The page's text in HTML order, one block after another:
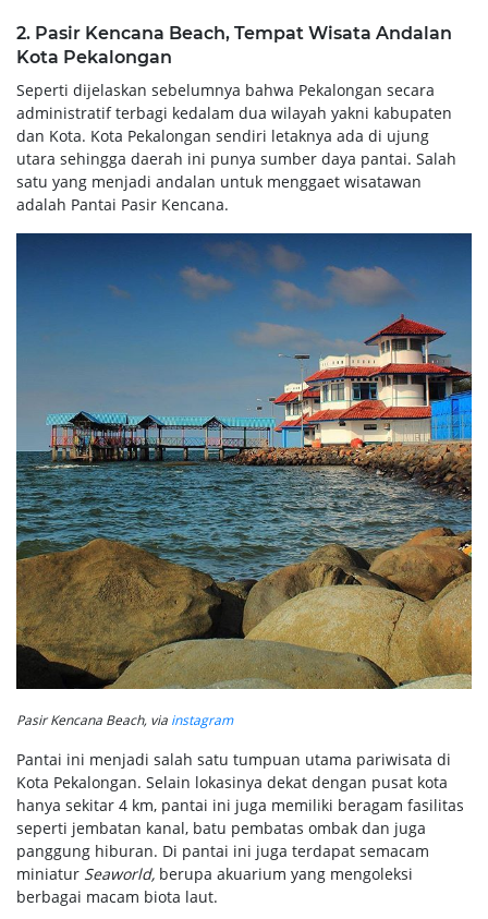
2. Pasir Kencana Beach, Tempat Wisata Andalan
Kota Pekalongan
Seperti dijelaskan sebelumnya bahwa Pekalongan secara
administratif terbagi kedalam dua wilayah yakni kabupaten
dan Kota. Kota Pekalongan sendiri letaknya ada di ujung
utara sehingga daerah ini punya sumber daya pantai. Salah
satu yang menjadi andalan untuk menggaet wisatawan
adalah Pantai Pasir Kencana.
Pasir Kencana Beach, via instagram
Pantai ini menjadi salah satu tumpuan utama pariwisata di
Kota Pekalongan. Selain lokasinya dekat dengan pusat kota
hanya sekitar 4 km, pantai ini juga memiliki beragam fasilitas
seperti jembatan kanal, batu pembatas ombak dan juga
panggung hiburan. Di pantai ini juga terdapat semacam
miniatur Seaworld, berupa akuarium yang mengoleksi
berbagai macam biota laut.